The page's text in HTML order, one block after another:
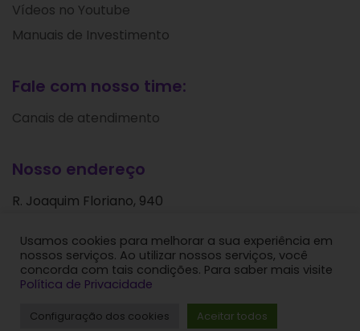
Vídeos no Youtube
Manuais de Investimento
Fale com nosso time:
Canais de atendimento
Nosso endereço
R. Joaquim Floriano, 940
São Paulo - SP
CEP: 04534-004
Levante Ideias de Investimentos © 2024. Todos os
Usamos cookies para melhorar a sua experiência em
nossos serviços. Ao utilizar nossos serviços, você
concorda com tais condições. Para saber mais visite
Política de Privacidade
Configuração dos cookies Aceitar todos